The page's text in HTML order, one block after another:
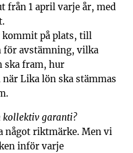
från 1 april varje år, med
kommit på plats, till
för avstämning, vilka
ska fram, hur
Lika lön ska stämmas
kollektiv garanti?
något riktmärke. Men vi
inför varje